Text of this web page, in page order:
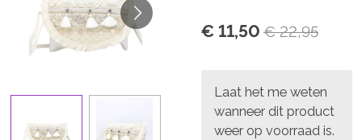
€ 11,50 € 22,95
Laat het me weten
wanneer dit product
weer op voorraad is.